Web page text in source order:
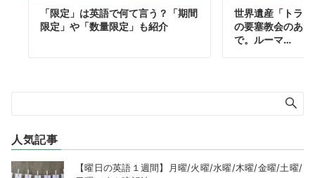
「限定」は英語で何て言う？「期間
限定」や「数量限定」も紹介
世界遺産「トラ
の要塞教会のあ
で。ルーマ…
人気記事
【曜日の英語１週間】月曜/火曜/水曜/木曜/金曜/土曜/